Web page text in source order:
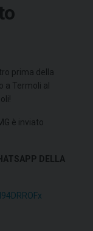
prima della
a Termoli al
è inviato
DELLA